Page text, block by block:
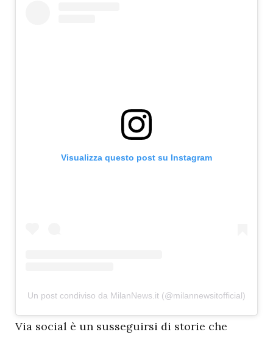
Visualizza questo post su Instagram
Un post condiviso da MilanNews.it (@milannewsitofficial)
Via social è un susseguirsi di storie che